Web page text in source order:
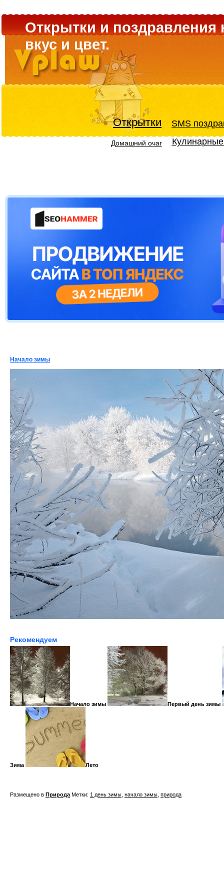
Открытки и поздравления
вкус и цвет.
Открытки SMS
Домашний очаг
Начало зимы
Рекомендуем
Начало зимы Первый день зимы
Зима Лето
Размещено в Природа Метки: 1 день зимы начало зимы природа